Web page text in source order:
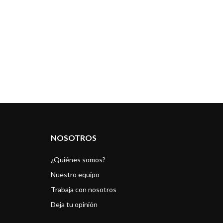
NOSOTROS
¿Quiénes somos?
Nuestro equipo
Trabaja con nosotros
Deja tu opinión